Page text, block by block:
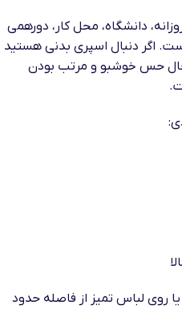
دانشگاه، محل کار، دورهمی
اگر دنبال اسپری بدنی هستید
حال حس خوشبو و مرتب بودن
روی لباس تمیز از فاصله حدود